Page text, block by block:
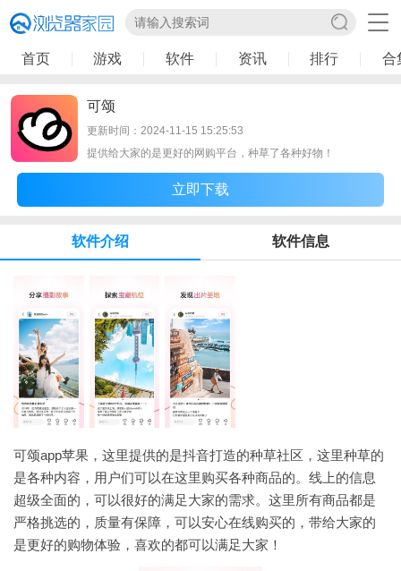
首页 游戏 软件 资讯 排行 合
可颂
更新时间：2024-11-15 15:25:53
提供给大家的是更好的网购平台，种草了各种好物！
立即下载
软件介绍 软件信息
可颂app苹果，这里提供的是抖音打造的种草社区，这里种草的
是各种内容，用户们可以在这里购买各种商品的。线上的信息
超级全面的，可以很好的满足大家的需求。这里所有商品都是
严格挑选的，质量有保障，可以安心在线购买的，带给大家的
是更好的购物体验，喜欢的都可以满足大家！